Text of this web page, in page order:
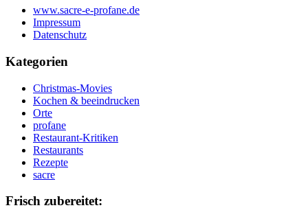
www.sacre-e-profane.de
Impressum
Datenschutz
Kategorien
Christmas-Movies
Kochen & beeindrucken
Orte
profane
Restaurant-Kritiken
Restaurants
Rezepte
sacre
Frisch zubereitet: